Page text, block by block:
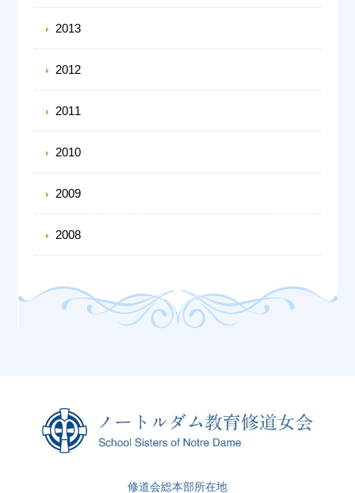
2013
2012
2011
2010
2009
2008
修道会総本部所在地